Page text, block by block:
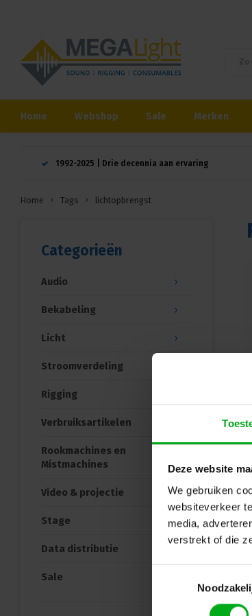
Deze website
We gebruiken
websiteverkeer
media,
verstrekt of die
Home Webshop Sale Merken
1992-2025 | Drie decennia aan ervaring
Home Tags lichtopbrengst
Categorieën
Audio
Bekabeling
Licht
Stroomverdeling
Rigging
Verbruiksartikelen
Rookmachines en
Mistmachines
Video & projectie
Stage
Data distributie
Sale